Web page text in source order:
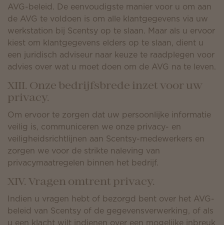
AVG-beleid. De eenvoudigste manier voor u om aan
de AVG te voldoen is om alle klantgegevens via uw
werkstation bij Scentsy op te slaan. Maar als u ervoor
kiest om klantgegevens elders op te slaan, dient u
een juridisch adviseur naar keuze te raadplegen voor
advies over wat u moet doen om de AVG na te leven.
XIII. Onze bedrijfsbrede inzet voor uw
privacy.
Om ervoor te zorgen dat uw persoonlijke informatie
veilig is, communiceren we onze privacy- en
veiligheidsrichtlijnen aan Scentsy-medewerkers en
zorgen we voor de strikte naleving van
privacymaatregelen binnen het bedrijf.
XIV. Vragen omtrent privacy.
Indien u vragen hebt of bezorgd bent over het AVG-
beleid van Scentsy of de gegevensverwerking, of als
u een klacht wilt indienen over een mogelijke inbreuk